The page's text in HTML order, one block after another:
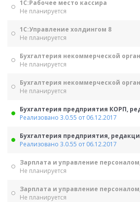
1С:Рабочее место кассира
Не планируется
1С:Управление холдингом 8
Не планируется
Бухгалтерия некоммерческой
Не планируется
Бухгалтерия некоммерческой
Не планируется
Бухгалтерия предприятия КОРП,
Реализовано 3.0.55 от 06.12.2017
Бухгалтерия предприятия,
Реализовано 3.0.55 от 06.12.2017
Зарплата и управление
Не планируется
Зарплата и управление
Не планируется